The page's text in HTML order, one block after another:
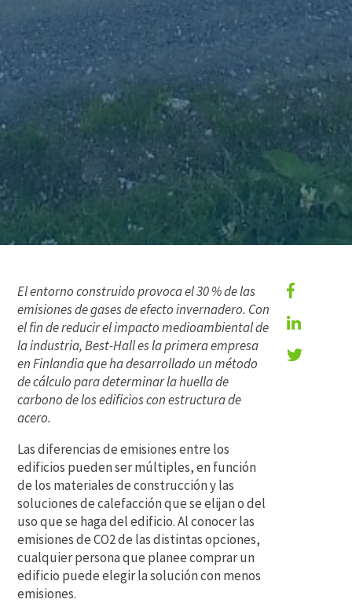
El entorno construido provoca el 30 % de las
emisiones de gases de efecto invernadero. Con
el fin de reducir el impacto medioambiental de
la industria, Best-Hall es la primera empresa
en Finlandia que ha desarrollado un método
de cálculo para determinar la huella de
carbono de los edificios con estructura de
acero.
Las diferencias de emisiones entre los
edificios pueden ser múltiples, en función
de los materiales de construcción y las
soluciones de calefacción que se elijan o del
uso que se haga del edificio. Al conocer las
emisiones de CO2 de las distintas opciones,
cualquier persona que planee comprar un
edificio puede elegir la solución con menos
emisiones.